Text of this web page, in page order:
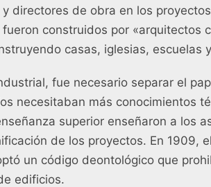
directores de obra en los
construidos por «arquitectos
casas, iglesias, escuelas
fue necesario separar el
necesitaban más conocimientos
superior enseñaron a los
de los proyectos. En 1909,
un código deontológico que
edificios.